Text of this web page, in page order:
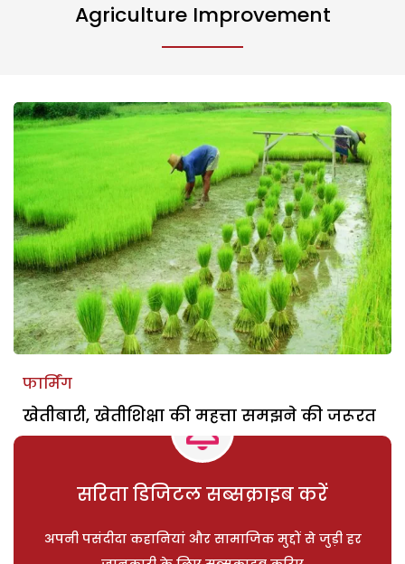
Agriculture Improvement
फार्मिंग
खेतीबारी, खेतीशिक्षा की महत्ता समझने की जरूरत
सरिता डिजिटल सब्सक्राइब करें
अपनी पसंदीदा कहानियां और सामाजिक मुद्दों से जुड़ी हर